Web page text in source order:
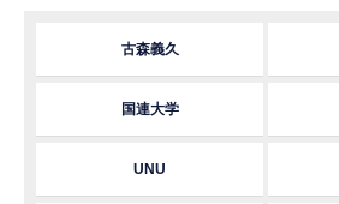
古森義久
国連大学
UNU